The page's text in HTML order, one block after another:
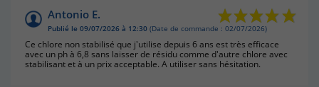
Antonio E.
Publié le 09/07/2026 à 12:30 (Date de commande : 02/07/2026)
Ce chlore non stabilisé que j'utilise depuis 6 ans est très efficace
avec un ph à 6,8 sans laisser de résidu comme d'autre chlore avec
stabilisant et à un prix acceptable. A utiliser sans hésitation.